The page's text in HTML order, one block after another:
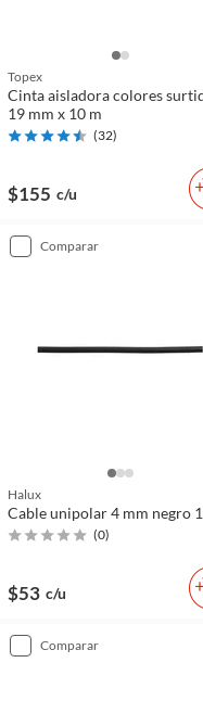
Topex
Cinta aisladora colores
19 mm x 10 m
(32)
$155 c/u
comparar
Halux
Cable unipolar 4 mm negro
(0)
$53 c/u
comparar